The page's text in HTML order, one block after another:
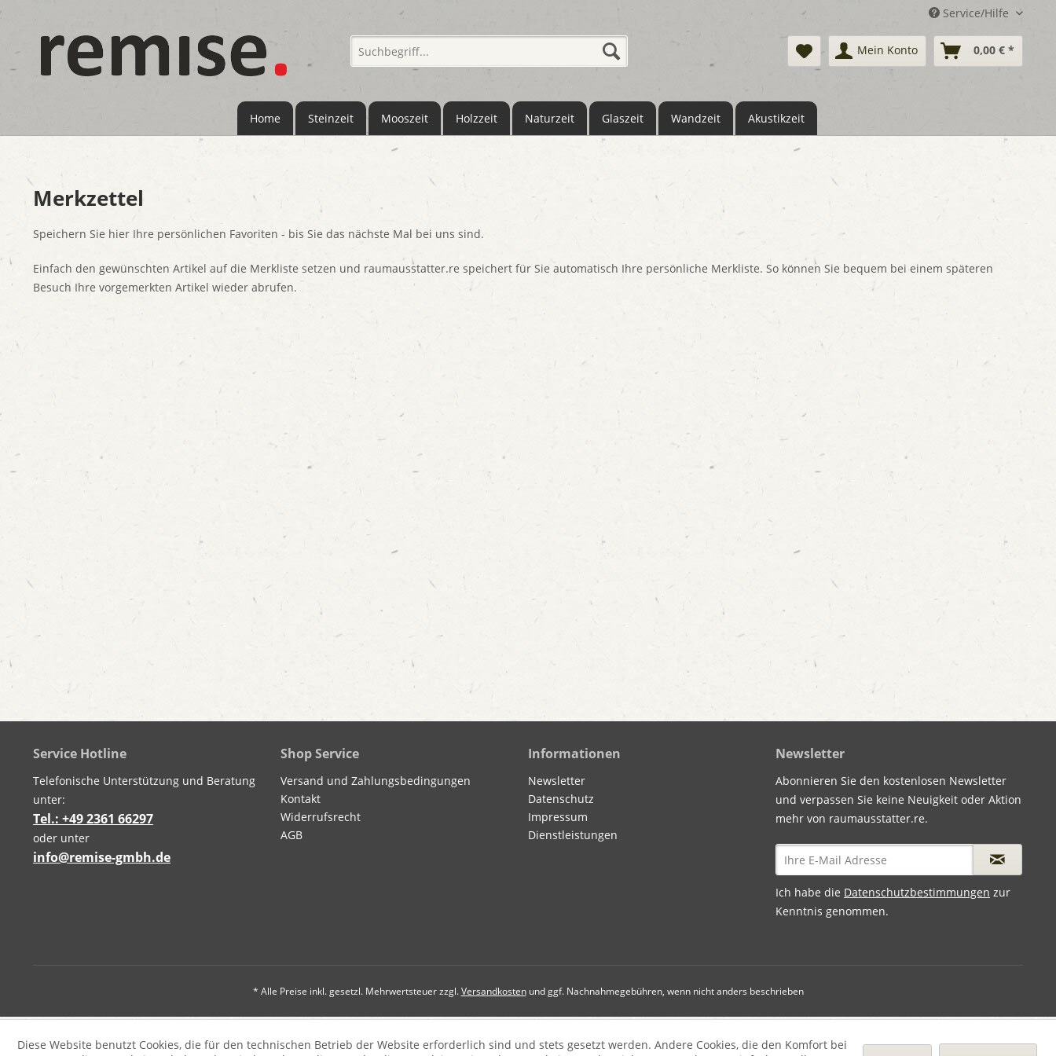
Service/Hilfe
Mein Konto 0,00 € *
Home Steinzeit Mooszeit Holzzeit Naturzeit Glaszeit Wandzeit Akustikzeit
Merkzettel
Speichern Sie hier Ihre persönlichen Favoriten - bis Sie das nächste Mal bei uns sind.
Einfach den gewünschten Artikel auf die Merkliste setzen und raumausstatter.re speichert für Sie automatisch Ihre persönliche Merkliste. So können Sie bequem bei einem späteren
Besuch Ihre vorgemerkten Artikel wieder abrufen.
Service Hotline
Telefonische Unterstützung und Beratung
unter:
Tel.: +49 2361 66297
oder unter
info@remise-gmbh.de
Shop Service
Versand und Zahlungsbedingungen
Kontakt
Widerrufsrecht
AGB
Informationen
Newsletter
Datenschutz
Impressum
Dienstleistungen
Newsletter
Abonnieren Sie den kostenlosen Newsletter
und verpassen Sie keine Neuigkeit oder Aktion
mehr von raumausstatter.re.
Ich habe die Datenschutzbestimmungen zur
Kenntnis genommen.
* Alle Preise inkl. gesetzl. Mehrwertsteuer zzgl.Versandkostenund ggf. Nachnahmegebühren, wenn nicht anders beschrieben
Diese Website benutzt Cookies, die für den technischen Betrieb der Website erforderlich sind und stets gesetzt werden. Andere Cookies, die den Komfort bei